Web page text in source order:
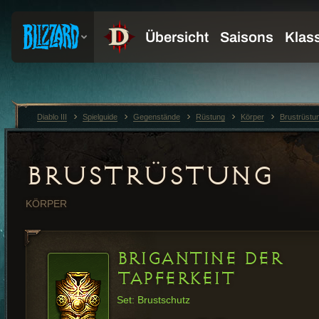
BRUSTRÜSTUNG
KÖRPER
BRIGANTINE DER
TAPFERKEIT
Set: Brustschutz
Diablo III Spielguide Gegenstände Rüstung Körper